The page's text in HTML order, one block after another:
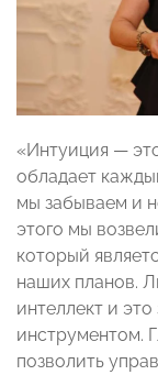
«Интуиция —
обладает
мы забываем и
этого мы
который
наших планов.
интеллект и
инструментом.
позволить